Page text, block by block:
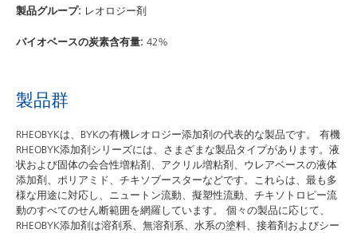
製品グループ: レオロジー剤
バイオベースの炭素含有量: 42%
製品群
RHEOBYKは、BYKの有機レオロジー添加剤の代表的な製品です。 有機
RHEOBYK添加剤シリーズには、さまざまな製品タイプがあります。液
状および固体の会合性増粘剤、アクリル増粘剤、ウレアベースの液体
添加剤、ポリアミド、チキソブースターなどです。これらは、最も多
様な用途に対応し、ニュートン流動、擬塑性流動、チキソトロピー流
動のすべてのせん断範囲を網羅しています。 個々の製品に応じて、
RHEOBYK添加剤は溶剤系、無溶剤系、水系の塗料、接着剤およびシー